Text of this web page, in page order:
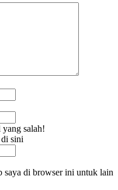
yang salah!
sini
saya di browser ini untuk lain